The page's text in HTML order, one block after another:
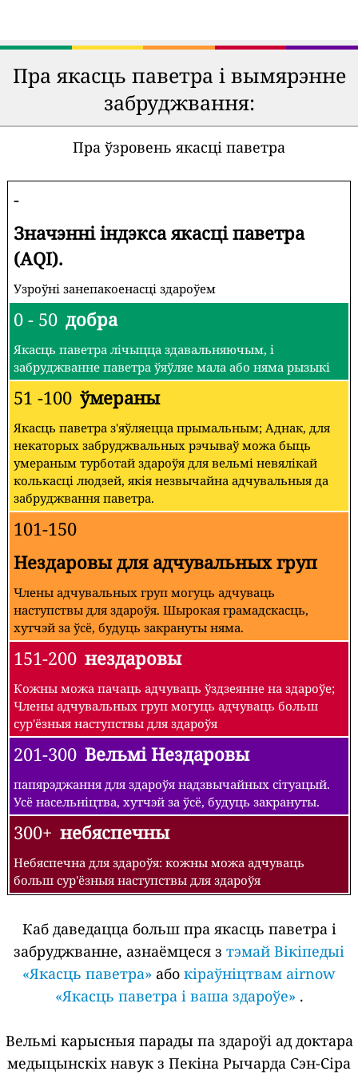
Пра якасць паветра і вымярэнне
забруджвання:
Пра ўзровень якасці паветра
-
Значэнні індэкса якасці паветра
(AQI).
Узроўні занепакоенасці здароўем
0 - 50 добра
Якасць паветра лічыцца здавальняючым, і
забруджванне паветра ўяўляе мала або няма рызыкі
51 -100 ўмераны
Якасць паветра з'яўляецца прымальным; Аднак, для
некаторых забруджвальных рэчываў можа быць
умераным турботай здароўя для вельмі невялікай
колькасці людзей, якія незвычайна адчувальныя да
забруджвання паветра.
101-150
Нездаровы для адчувальных груп
Члены адчувальных груп могуць адчуваць
наступствы для здароўя. Шырокая грамадскасць,
хутчэй за ўсё, будуць закрануты няма.
151-200 нездаровы
Кожны можа пачаць адчуваць ўздзеянне на здароўе;
Члены адчувальных груп могуць адчуваць больш
сур'ёзныя наступствы для здароўя
201-300 Вельмі Нездаровы
папярэджання для здароўя надзвычайных сітуацый.
Усё насельніцтва, хутчэй за ўсё, будуць закрануты.
300+ небяспечны
Небяспечна для здароўя: кожны можа адчуваць
больш сур'ёзныя наступствы для здароўя
Каб даведацца больш пра якасць паветра і
забруджванне, азнаёмцеся з тэмай Вікіпедыі
«Якасць паветра» або кіраўніцтвам airnow
«Якасць паветра і ваша здароўе» .
Вельмі карысныя парады па здароўі ад доктара
медыцынскіх навук з Пекіна Рычарда Сэн-Сіра